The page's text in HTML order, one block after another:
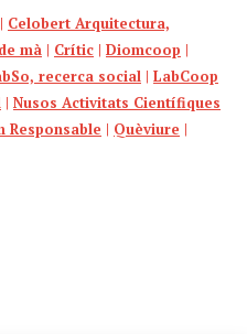
| Celobert Arquitectura,
mà | Crític | Diomcoop |
recerca social | LabCoop
| Nusos Activitats Científiques
Responsable | Quèviure |